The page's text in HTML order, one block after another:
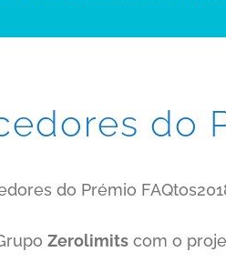
do
do Prémio
Zerolimits com o